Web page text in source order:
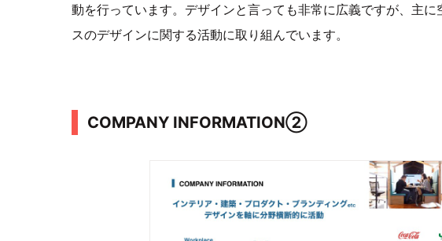
動を行っています。デザインと言っても非常に広義ですが、主
スのデザインに関する活動に取り組んでいます。
COMPANY INFORMATION②